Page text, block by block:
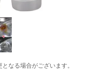
なる場合がございます。